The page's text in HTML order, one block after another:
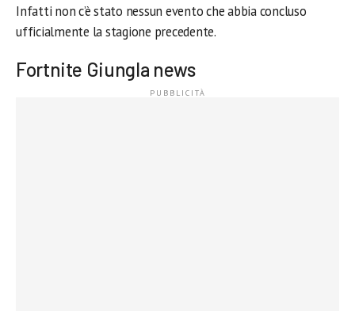
Infatti non c’è stato nessun evento che abbia concluso
ufficialmente la stagione precedente.
Fortnite Giungla news